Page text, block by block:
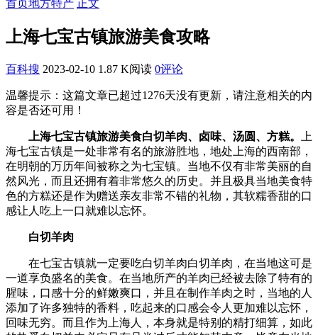
首页地方特产 正文
上海七宝古镇旅游美食攻略
百科搜 2023-02-10 1.87 K阅读 0评论
温馨提示：这篇文章已超过1276天没有更新，请注意相关的内
容是否还可用！
上海七宝古镇旅游美食白切羊肉、卤味、汤圆、方糕。
上
海七宝古镇是一处非常有名的旅游胜地，地处上海的西南部，
在明朝的万历年间被称之为七宝镇。当地不仅有非常美丽的自
然风光，而且还拥有着非常悠久的历史。并且极具当地美食特
色的方糕还是作为赠送亲友非常不错的礼物，其软糯香甜的口
感让人吃上一口就难以忘怀。
白切羊肉
在七宝古镇就一定要吃白切羊肉白切羊肉，在当地这可是
一道享负盛名的美食。在当地所产的羊肉已经被去除了特有的
腥味，口感十分的鲜嫩爽口，并且在制作羊肉之时，当地的人
添加了许多独特的香料，吃起来的口感会令人更加难以忘怀，
回味无穷。而且作为上海人，本身就是特别的精打细算，如此